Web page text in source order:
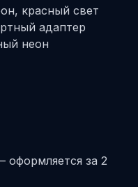
красный свет
адаптер
неон
оформляется за 2